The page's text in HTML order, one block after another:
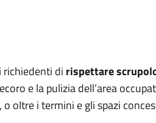
richiedenti di rispettare
e la pulizia dell’area
oltre i termini e gli spazi